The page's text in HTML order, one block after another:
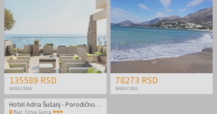
135589 RSD
NAŠA CENA
78273 RSD
NAŠA CENA
Hotel Adria Šušanj - Porodično leto u Crnoj Gori
Bar, Crna Gora